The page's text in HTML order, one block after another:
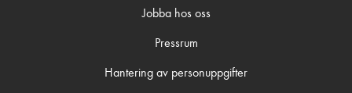
Jobba hos oss
Pressrum
Hantering av personuppgifter